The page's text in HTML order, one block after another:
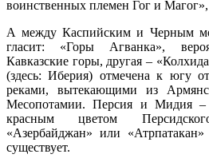
воинственных племен Гог и
А между Каспийским и Черным
гласит: «Горы Агванка»,
Кавказские горы, другая –
(здесь: Иберия) отмечена к югу
реками, вытекающими из
Месопотамии. Персия и Мидия
красным цветом
«Азербайджан» или
существует.